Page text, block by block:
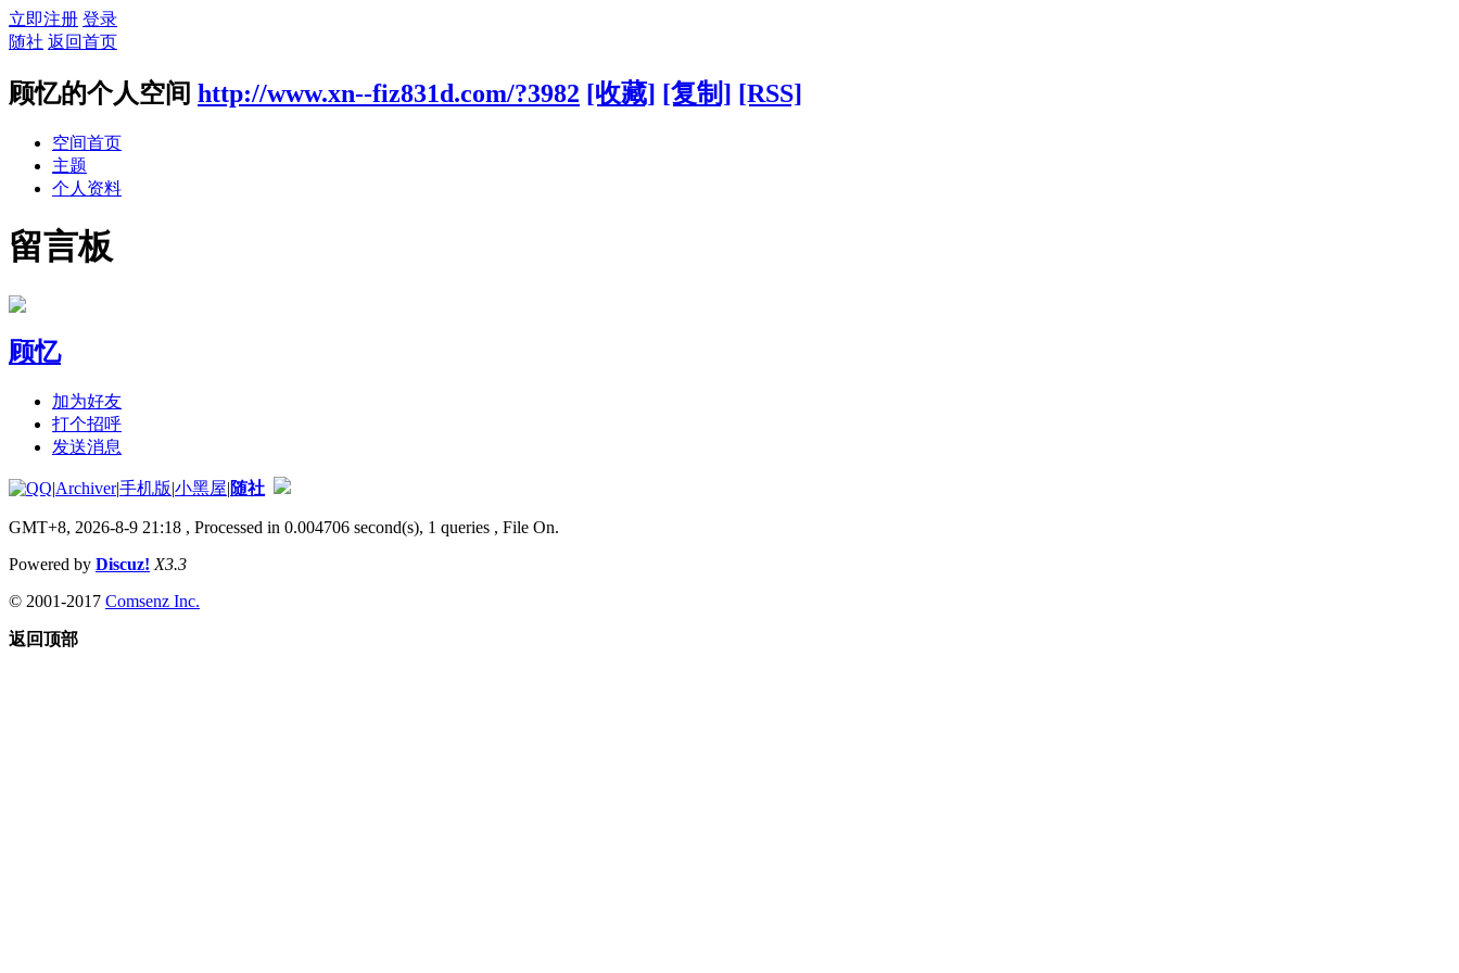
立即注册 登录
随社 返回首页
顾忆的个人空间 http://www.xn--fiz831d.com/?3982 [收藏] [复制] [RSS]
空间首页
主题
个人资料
留言板
顾忆
加为好友
打个招呼
发送消息
|Archiver|手机版|小黑屋|随社
GMT+8, 2026-8-9 21:18 , Processed in 0.004706 second(s), 1 queries , File On.
Powered by Discuz! X3.3
© 2001-2017 Comsenz Inc.
返回顶部